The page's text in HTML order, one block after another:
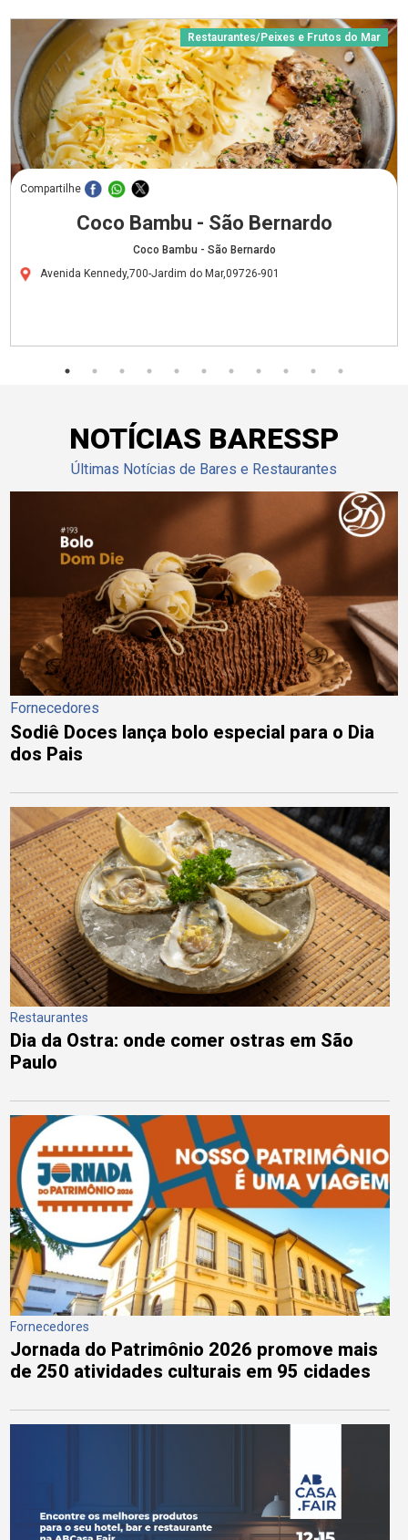
Restaurantes/Peixes e Frutos do Mar
Compartilhe
Coco Bambu - São Bernardo
Coco Bambu - São Bernardo
Avenida Kennedy,700-Jardim do Mar,09726-901
NOTÍCIAS BARESSP
Últimas Notícias de Bares e Restaurantes
Fornecedores
Sodiê Doces lança bolo especial para o Dia
dos Pais
Restaurantes
Dia da Ostra: onde comer ostras em São
Paulo
Fornecedores
Jornada do Patrimônio 2026 promove mais
de 250 atividades culturais em 95 cidades